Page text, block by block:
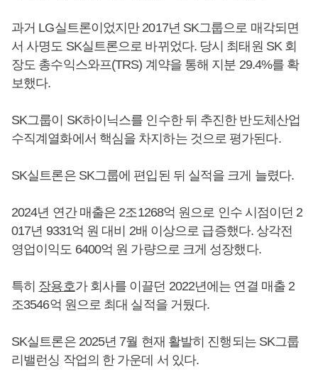
과거 LG실트론이었지만 2017년 SK그룹으로 매각되면
서 사명도 SK실트론으로 바뀌었다. 당시 최태원 SK 회
장도 총수익스와프(TRS) 계약을 통해 지분 29.4%를 확
보했다.
SK그룹이 SK하이닉스를 인수한 뒤 추진한 반도체산업
수직계열화에서 핵심을 차지하는 것으로 평가된다.
SK실트론은 SK그룹에 편입된 뒤 실적을 크게 늘렸다.
2024년 연간 매출은 2조1268억 원으로 인수 시점이던 2
017년 9331억 원 대비 2배 이상으로 급증했다. 상각전
영업이익도 6400억 원 가량으로 크게 성장했다.
특히 장용호가 회사를 이끌던 2022년에는 연결 매출 2
조3546억 원으로 최대 실적을 거뒀다.
SK실트론은 2025년 7월 현재 활발히 진행되는 SK그룹
리밸런싱 작업의 한 가운데 서 있다.